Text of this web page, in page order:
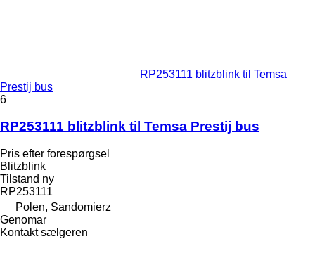
RP253111 blitzblink til Temsa
Prestij bus
6
RP253111 blitzblink til Temsa Prestij bus
Pris efter forespørgsel
Blitzblink
Tilstand ny
RP253111
Polen, Sandomierz
Genomar
Kontakt sælgeren